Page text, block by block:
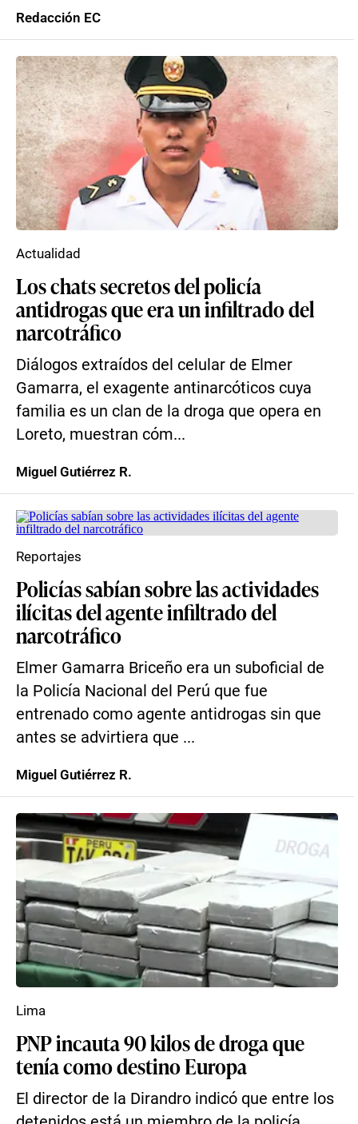
Redacción EC
Los chats secretos del policía
antidrogas que era un infiltrado del
narcotráfico
Diálogos extraídos del celular de Elmer
Gamarra, el exagente antinarcóticos cuya
familia es un clan de la droga que opera en
Loreto, muestran cóm...
Actualidad
Miguel Gutiérrez R.
Policías sabían sobre las actividades
ilícitas del agente infiltrado del
narcotráfico
Elmer Gamarra Briceño era un suboficial de
la Policía Nacional del Perú que fue
entrenado como agente antidrogas sin que
antes se advirtiera que ...
Reportajes
Miguel Gutiérrez R.
PNP incauta 90 kilos de droga que
tenía como destino Europa
El director de la Dirandro indicó que entre los
Lima